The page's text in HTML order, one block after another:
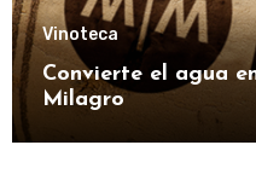
Vinoteca
Convierte el agua
Milagro